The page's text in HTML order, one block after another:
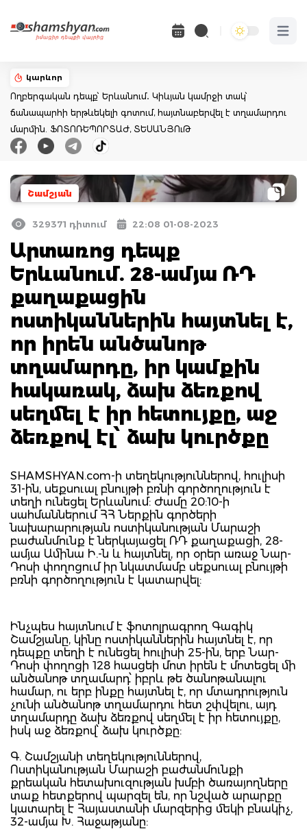
Open
կարևոր
Ողբերգական դեպք՝ Երևանում․ Կիևյան կամրջի տակ՝
ճանապարհի երթևեկելի գոտում, հայտնաբերվել է տղամարդու
մարմին. ՖՈՏՈՌԵՊՈՐՏԱԺ, ՏԵՍԱՆՅՈւԹ
Շամշյան
329371 դիտում 22:08 01-08-2023
Արտառոց դեպք
Երևանում. 28-ամյա ՌԴ
քաղաքացին
ոստիկաններին հայտնել է,
որ իրեն անծանոթ
տղամարդը, իր կամքին
հակառակ, ձախ ձեռքով
սեղմել է իր հետույքը, աջ
ձեռքով էլ՝ ձախ կուրծքը
SHAMSHYAN.com-ի տեղեկություններով, հուլիսի
31-ին, սեքսուալ բնույթի բռնի գործողություն է
տեղի ունեցել Երևանում: Ժամը 20:10-ի
սահմաններում ՀՀ Ներքին գործերի
նախարարության ոստիկանության Մարաշի
բաժանմունք է ներկայացել ՌԴ քաղաքացի, 28-
ամյա Ամինա Ի.-ն և հայտնել, որ օրեր առաջ Նար-
Դոսի փողոցում իր նկատմամբ սեքսուալ բնույթի
բռնի գործողություն է կատարվել:
Ինչպես հայտնում է ֆոտոլրագրող Գագիկ
Շամշյանը, կինը ոստիկաններին հայտնել է, որ
դեպքը տեղի է ունեցել հուլիսի 25-ին, երբ Նար-
Դոսի փողոցի 128 հասցեի մոտ իրեն է մոտեցել մի
անծանոթ տղամարդ՝ իբրև թե ծանոթանալու
համար, ու երբ ինքը հայտնել է, որ մտադրություն
չունի անծանոթ տղամարդու հետ շփվելու, այդ
տղամարդը ձախ ձեռքով սեղմել է իր հետույքը,
իսկ աջ ձեռքով՝ ձախ կուրծքը:
Գ. Շամշյանի տեղեկություններով,
Ոստիկանության Մարաշի բաժանմունքի
քրեական հետախուզության խմբի ծառայողները
տաք հետքերով պարզել են, որ նշված արարքը
կատարել է Հայաստանի մարզերից մեկի բնակիչ,
32-ամյա Խ. Հաջաթյանը: